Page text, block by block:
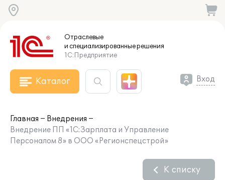
Отраслевые
и специализированныерешения
1С:Предприятие
Каталог Вход
Главная
Внедрения
Внедрение ПП «1С:Зарплата и Управление
Персоналом 8» в ООО «Регионспецстрой»
К списку